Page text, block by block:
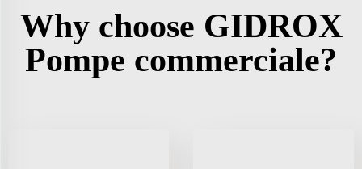
Why choose GIDROX
Pompe commerciale?